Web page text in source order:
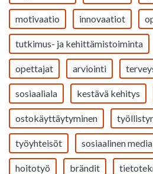
motivaatio innovaatiot
tutkimus- ja kehittämistoiminta
opettajat arviointi
sosiaaliala kestävä kehitys
ostokäyttäytyminen
työyhteisöt sosiaalinen media
hoitotyö brändit